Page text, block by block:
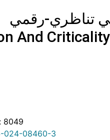
تناظري-رقمي
And
8049
024-08460-3